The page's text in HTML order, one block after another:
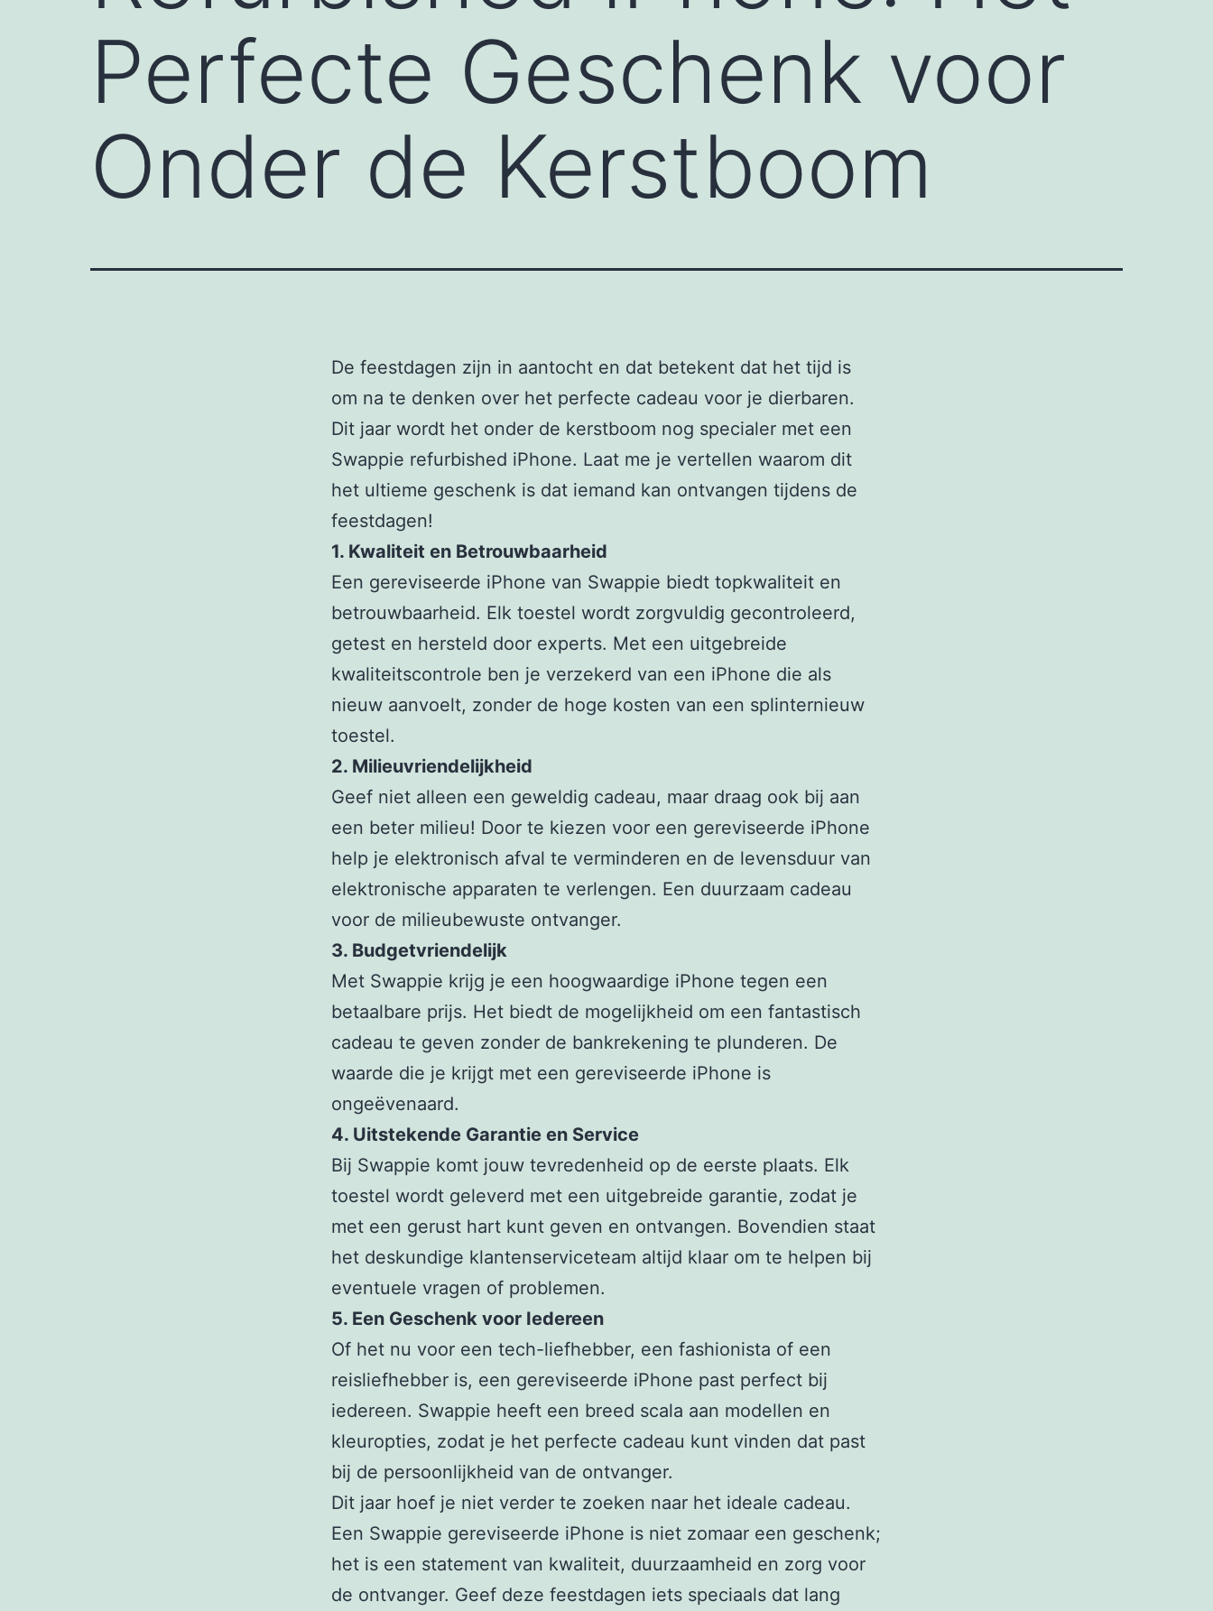
Perfecte Geschenk voor
Onder de Kerstboom
De feestdagen zijn in aantocht en dat betekent dat het tijd is
om na te denken over het perfecte cadeau voor je dierbaren.
Dit jaar wordt het onder de kerstboom nog specialer met een
Swappie refurbished iPhone. Laat me je vertellen waarom dit
het ultieme geschenk is dat iemand kan ontvangen tijdens de
feestdagen!
1. Kwaliteit en Betrouwbaarheid
Een gereviseerde iPhone van Swappie biedt topkwaliteit en
betrouwbaarheid. Elk toestel wordt zorgvuldig gecontroleerd,
getest en hersteld door experts. Met een uitgebreide
kwaliteitscontrole ben je verzekerd van een iPhone die als
nieuw aanvoelt, zonder de hoge kosten van een splinternieuw
toestel.
2. Milieuvriendelijkheid
Geef niet alleen een geweldig cadeau, maar draag ook bij aan
een beter milieu! Door te kiezen voor een gereviseerde iPhone
help je elektronisch afval te verminderen en de levensduur van
elektronische apparaten te verlengen. Een duurzaam cadeau
voor de milieubewuste ontvanger.
3. Budgetvriendelijk
Met Swappie krijg je een hoogwaardige iPhone tegen een
betaalbare prijs. Het biedt de mogelijkheid om een fantastisch
cadeau te geven zonder de bankrekening te plunderen. De
waarde die je krijgt met een gereviseerde iPhone is
ongeëvenaard.
4. Uitstekende Garantie en Service
Bij Swappie komt jouw tevredenheid op de eerste plaats. Elk
toestel wordt geleverd met een uitgebreide garantie, zodat je
met een gerust hart kunt geven en ontvangen. Bovendien staat
het deskundige klantenserviceteam altijd klaar om te helpen bij
eventuele vragen of problemen.
5. Een Geschenk voor Iedereen
Of het nu voor een tech-liefhebber, een fashionista of een
reisliefhebber is, een gereviseerde iPhone past perfect bij
iedereen. Swappie heeft een breed scala aan modellen en
kleuropties, zodat je het perfecte cadeau kunt vinden dat past
bij de persoonlijkheid van de ontvanger.
Dit jaar hoef je niet verder te zoeken naar het ideale cadeau.
Een Swappie gereviseerde iPhone is niet zomaar een geschenk;
het is een statement van kwaliteit, duurzaamheid en zorg voor
de ontvanger. Geef deze feestdagen iets speciaals dat lang